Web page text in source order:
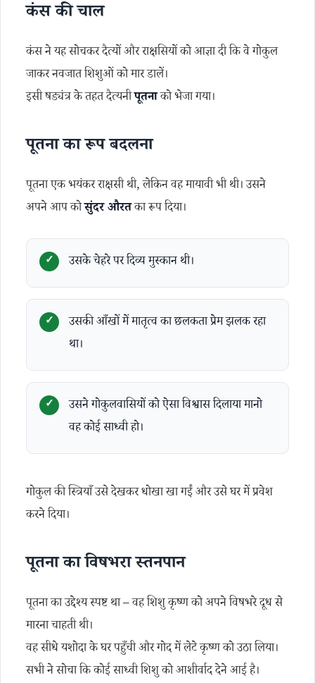
कंस की चाल
कंस ने यह सोचकर दैत्यों और राक्षसियों को आज्ञा दी कि वे गोकुल
जाकर नवजात शिशुओं को मार डालें।
इसी षड्यंत्र के तहत दैत्यनीपूतनाको भेजा गया।
पूतना का रूप बदलना
पूतना एक भयंकर राक्षसी थी, लेकिन वह मायावी भी थी। उसने
अपने आप कोसुंदर औरतका रूप दिया।
उसके चेहरे पर दिव्य मुस्कान थी।
उसकी आँखों में मातृत्व का छलकता प्रेम झलक रहा
था।
उसने गोकुलवासियों को ऐसा विश्वास दिलाया मानो
वह कोई साध्वी हो।
गोकुल की स्त्रियाँ उसे देखकर धोखा खा गईं और उसे घर में प्रवेश
करने दिया।
पूतना का विषभरा स्तनपान
पूतना का उद्देश्य स्पष्ट था – वह शिशु कृष्ण को अपने विषभरे दूध से
मारना चाहती थी।
वह सीधे यशोदा के घर पहुँची और गोद में लेटे कृष्ण को उठा लिया।
सभी ने सोचा कि कोई साध्वी शिशु को आशीर्वाद देने आई है।